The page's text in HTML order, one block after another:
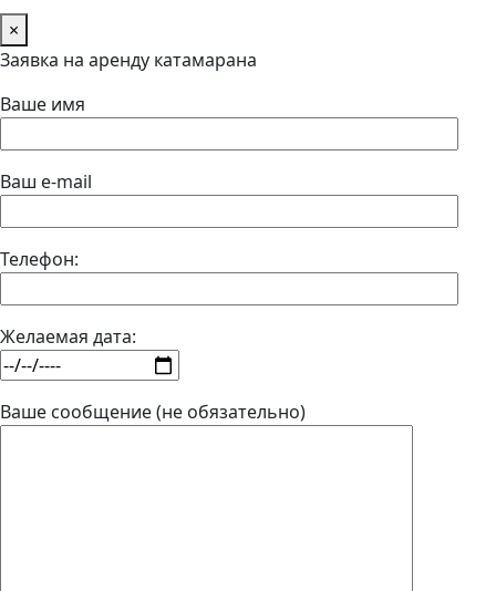
×
Заявка на аренду катамарана
Ваше имя
Ваш e-mail
Телефон:
Желаемая дата:
Ваше сообщение (не обязательно)